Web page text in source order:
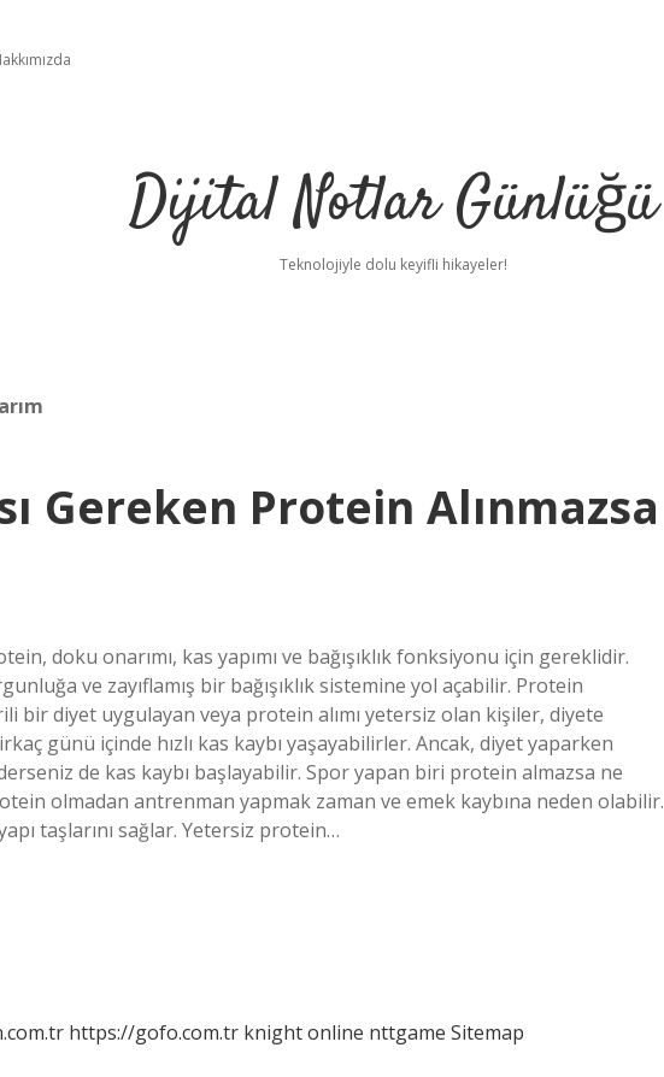
Dijital Notlar Günlüğü
Teknolojiyle dolu keyifli hikayeler!
Gereken Protein Alınmazsa
doku onarımı, kas yapımı ve bağışıklık fonksiyonu için gereklidir.
ve zayıflamış bir bağışıklık sistemine yol açabilir. Protein
bir diyet uygulayan veya protein alımı yetersiz olan kişiler, diyete
günü içinde hızlı kas kaybı yaşayabilirler. Ancak, diyet yaparken
de kas kaybı başlayabilir. Spor yapan biri protein almazsa ne
olmadan antrenman yapmak zaman ve emek kaybına neden olabilir.
taşlarını sağlar. Yetersiz protein…
https://gofo.com.tr knight online nttgame Sitemap